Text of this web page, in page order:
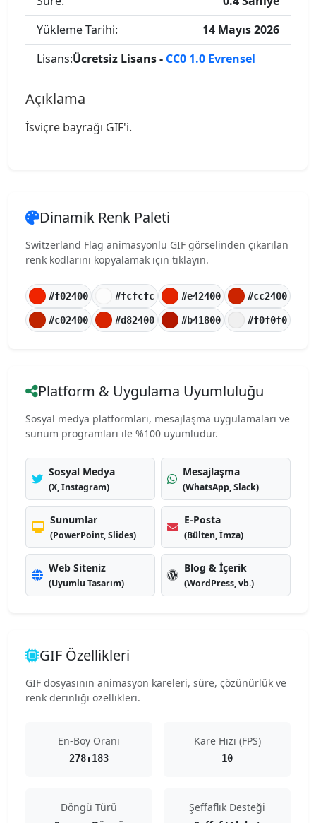
Yükleme Tarihi:
14 Mayıs 2026
Lisans:Ücretsiz Lisans - CC0 1.0 Evrensel
Açıklama
İsviçre bayrağı GIF'i.
Dinamik Renk Paleti
Switzerland Flag animasyonlu GIF görselinden çıkarılan
renk kodlarını kopyalamak için tıklayın.
#f02400 #fcfcfc #e42400 #cc2400
#c02400 #d82400 #b41800 #f0f0f0
Platform & Uygulama Uyumluluğu
Sosyal medya platformları, mesajlaşma uygulamaları ve
sunum programları ile %100 uyumludur.
Sosyal Medya
(X, Instagram)
Mesajlaşma
(WhatsApp, Slack)
Sunumlar
(PowerPoint, Slides)
E-Posta
(Bülten, İmza)
Web Siteniz
(Uyumlu Tasarım)
Blog & İçerik
(WordPress, vb.)
GIF Özellikleri
GIF dosyasının animasyon kareleri, süre, çözünürlük ve
renk derinliği özellikleri.
En-Boy Oranı
278:183
Kare Hızı (FPS)
10
Döngü Türü
Şeffaflık Desteği